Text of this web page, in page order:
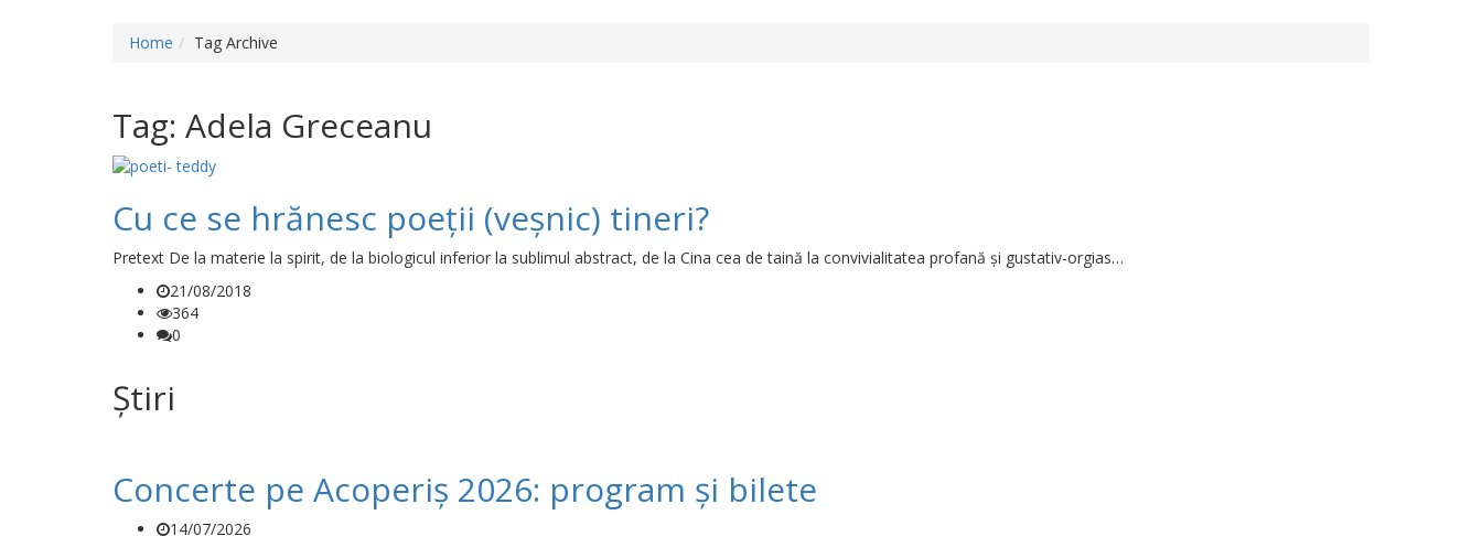
Home Tag Archive
Tag: Adela Greceanu
Cu ce se hrănesc poeții (veșnic) tineri?
Pretext De la materie la spirit, de la biologicul inferior la sublimul abstract, de la Cina cea de taină la convivialitatea profană și gustativ-orgias…
21/08/2018
364
0
Știri
Concerte pe Acoperiș 2026: program și bilete
14/07/2026